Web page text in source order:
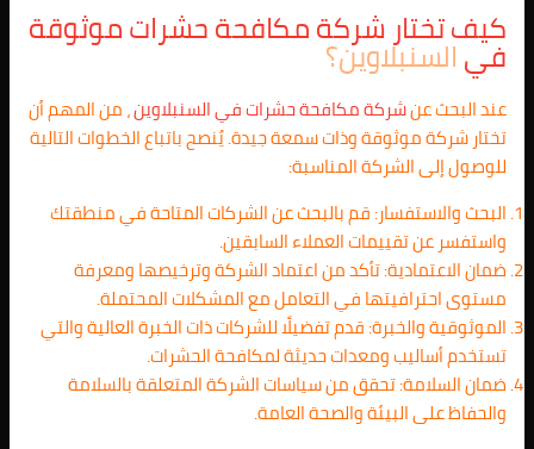
كيف تختار شركة مكافحة حشرات موثوقة
فيالسنبلاوين؟
عند البحث عنشركة مكافحة حشرات في السنبلاوين، من المهم أن
تختار شركة موثوقة وذات سمعة جيدة. يُنصح باتباع الخطوات التالية
للوصول إلى الشركة المناسبة:
البحث والاستفسار: قم بالبحث عن الشركات المتاحة في منطقتك
واستفسر عن تقييمات العملاء السابقين.
ضمان الاعتمادية: تأكد من اعتماد الشركة وترخيصها ومعرفة
مستوى احترافيتها في التعامل مع المشكلات المحتملة.
الموثوقية والخبرة: قدم تفضيلًا للشركات ذات الخبرة العالية والتي
تستخدم أساليب ومعدات حديثة لمكافحة الحشرات.
ضمان السلامة: تحقق من سياسات الشركة المتعلقة بالسلامة
والحفاظ على البيئة والصحة العامة.